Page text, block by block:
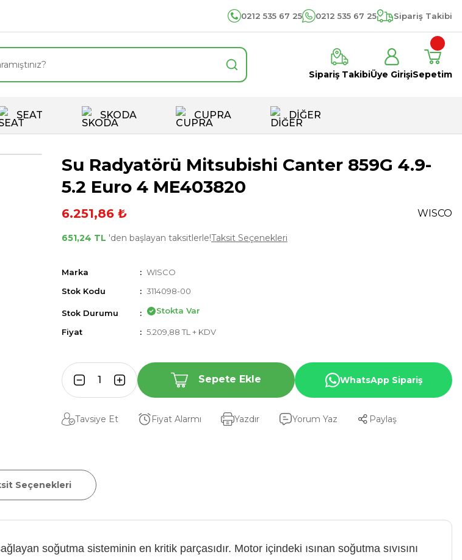
0212 535 67 25 0212 535 67 25 Sipariş Takibi
Sipariş TakibiÜye GirişiSepetim
SEAT SKODA CUPRA DİĞER
Su Radyatörü Mitsubishi Canter 859G 4.9-
5.2 Euro 4 ME403820
6.251,86 ₺ WISCO
651,24 TL 'den başlayan taksitlerle!Taksit Seçenekleri
Marka
WISCO
Stok Kodu
3114098-00
Stok Durumu Stokta Var
Fiyat 5.209,88 TL + KDV
Sepete Ekle WhatsApp Sipariş
Tavsiye Et Fiyat Alarmı Yazdır Yorum Yaz Paylaş
Seçenekleri
soğutma sisteminin en kritik parçasıdır. Motor içindeki ısınan soğutma sıvısını